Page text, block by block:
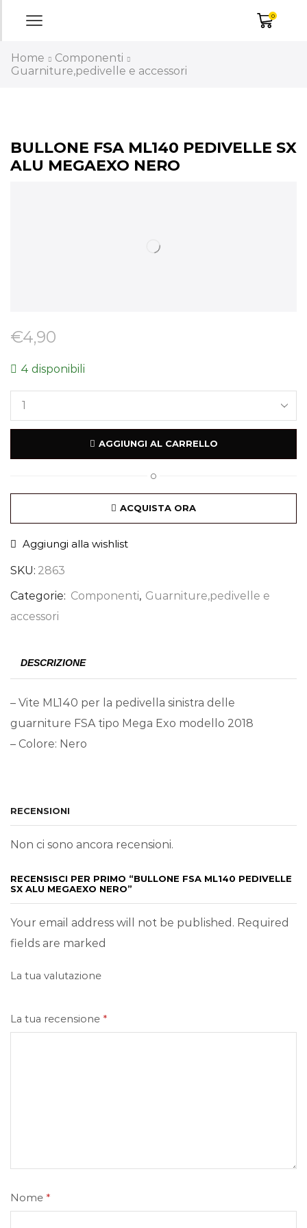
0
Home
Componenti
Guarniture,pedivelle e accessori
BULLONE FSA ML140 PEDIVELLE SX
ALU MEGAEXO NERO
€4,90
4 disponibili
AGGIUNGI AL CARRELLO
O
ACQUISTA ORA
Aggiungi alla wishlist
SKU: 2863
Categorie: Componenti, Guarniture,pedivelle e
accessori
DESCRIZIONE
– Vite ML140 per la pedivella sinistra delle
guarniture FSA tipo Mega Exo modello 2018
– Colore: Nero
RECENSIONI
Non ci sono ancora recensioni.
RECENSISCI PER PRIMO “BULLONE FSA ML140 PEDIVELLE
SX ALU MEGAEXO NERO”
Your email address will not be published. Required
fields are marked
La tua valutazione
La tua recensione *
Nome *